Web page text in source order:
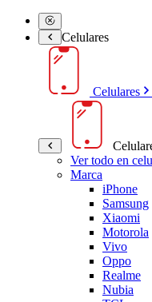
Celulares
Celulares
Ver todo en
Marca
iPhone
Samsung
Xiaomi
Motorola
Vivo
Oppo
Realme
Nubia